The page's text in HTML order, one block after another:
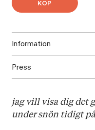
KÖP
Information
ISBN: 9789523336889
Titel: Ingenting
Språk: Svenska
Press
jag vill visa dig det
under snön tidigt